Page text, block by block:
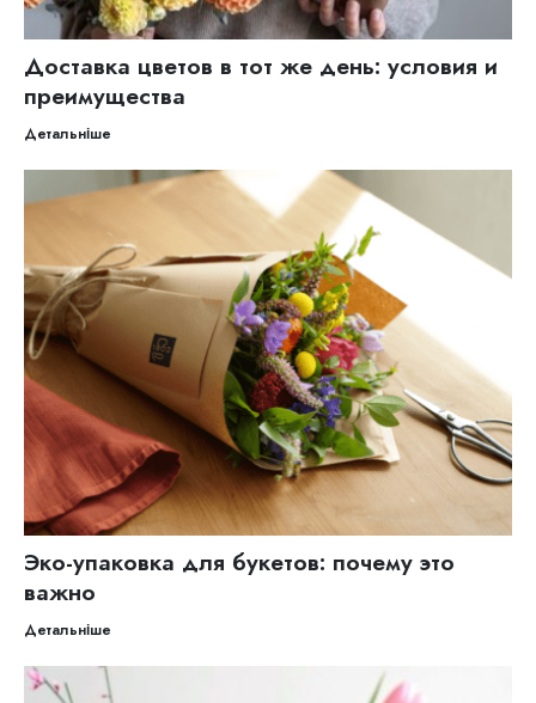
Доставка цветов в тот же день: условия и
преимущества
Детальніше
Эко-упаковка для букетов: почему это
важно
Детальніше